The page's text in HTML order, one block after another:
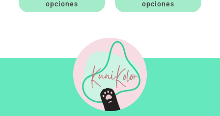
opciones
opciones